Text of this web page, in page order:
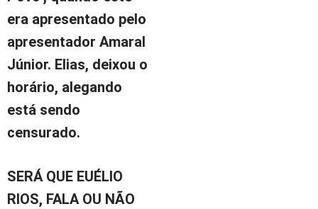
era apresentado pelo
apresentador Amaral
Júnior. Elias, deixou o
horário, alegando
está sendo
censurado.
SERÁ QUE EUÉLIO
RIOS, FALA OU NÃO